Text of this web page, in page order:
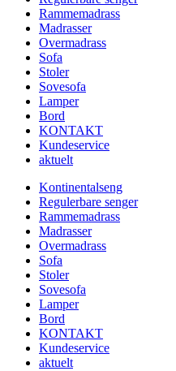
Rammemadrass
Madrasser
Overmadrass
Sofa
Stoler
Sovesofa
Lamper
Bord
KONTAKT
Kundeservice
aktuelt
Kontinentalseng
Regulerbare senger
Rammemadrass
Madrasser
Overmadrass
Sofa
Stoler
Sovesofa
Lamper
Bord
KONTAKT
Kundeservice
aktuelt